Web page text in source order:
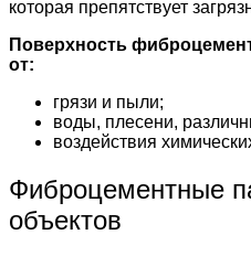
которая препятствует
Поверхность
от:
грязи и пыли;
воды, плесени,
воздействия
Фиброцементные
объектов